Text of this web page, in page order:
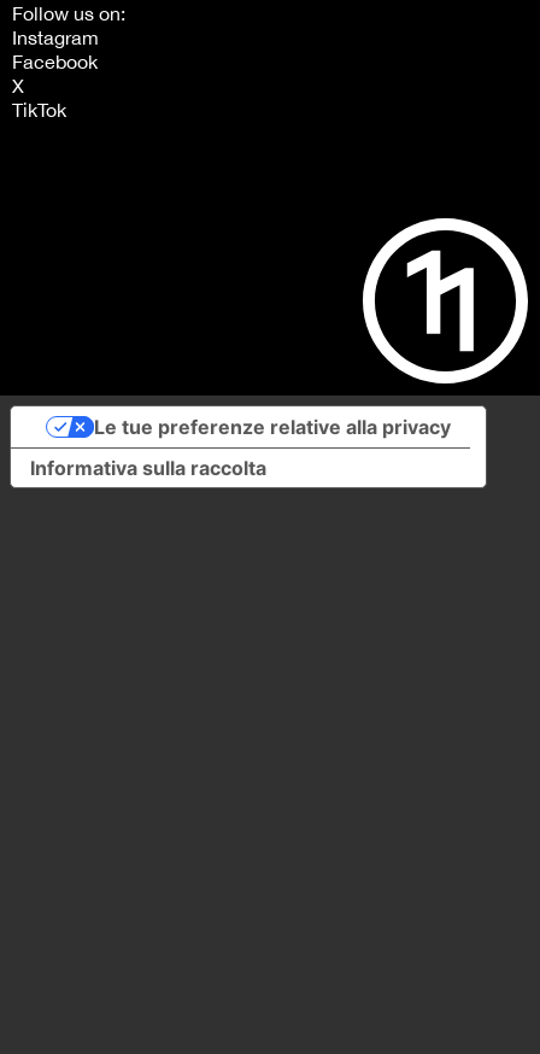
Follow us on:
Instagram
Facebook
X
TikTok
Informativa sulla raccolta
Le tue preferenze relative alla privacy